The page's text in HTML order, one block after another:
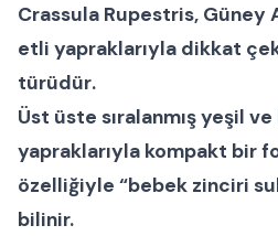
Crassula Rupestris, Güney
etli yapraklarıyla dikkat
türüdür.
Üst üste sıralanmış yeşil ve
yapraklarıyla kompakt bir
özelliğiyle “bebek zinciri
bilinir.